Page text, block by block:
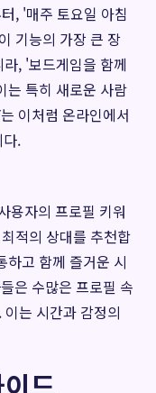
, '매주 토요일 아침
기능의 가장 큰 장
, '보드게임을 함께
는 특히 새로운 사람
는 이처럼 온라인에서
.
용자의 프로필 키워
적의 상대를 추천합
하고 함께 즐거운 시
은 수많은 프로필 속
는 시간과 감정의
드